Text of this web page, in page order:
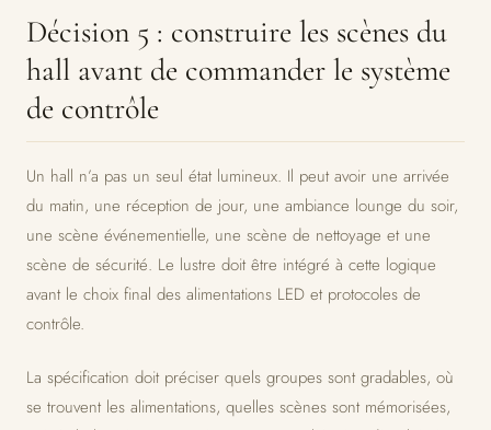
Décision 5 : construire les scènes du
hall avant de commander le système
de contrôle
Un hall n’a pas un seul état lumineux. Il peut avoir une arrivée
du matin, une réception de jour, une ambiance lounge du soir,
une scène événementielle, une scène de nettoyage et une
scène de sécurité. Le lustre doit être intégré à cette logique
avant le choix final des alimentations LED et protocoles de
contrôle.
La spécification doit préciser quels groupes sont gradables, où
se trouvent les alimentations, quelles scènes sont mémorisées,